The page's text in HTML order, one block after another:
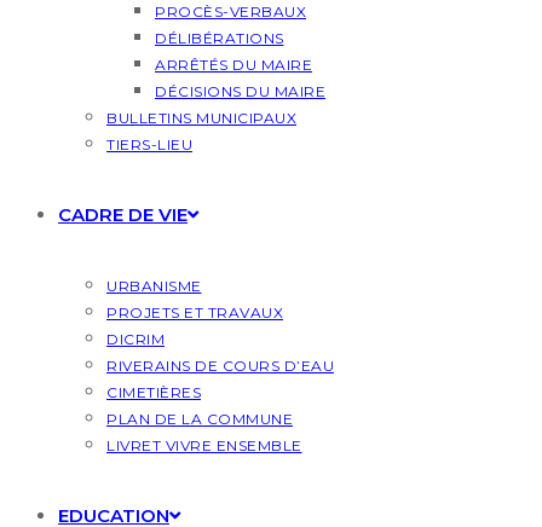
PROCÈS-VERBAUX
DÉLIBÉRATIONS
ARRÊTÉS DU MAIRE
DÉCISIONS DU MAIRE
BULLETINS MUNICIPAUX
TIERS-LIEU
CADRE DE VIE
URBANISME
PROJETS ET TRAVAUX
DICRIM
RIVERAINS DE COURS D’EAU
CIMETIÈRES
PLAN DE LA COMMUNE
LIVRET VIVRE ENSEMBLE
EDUCATION